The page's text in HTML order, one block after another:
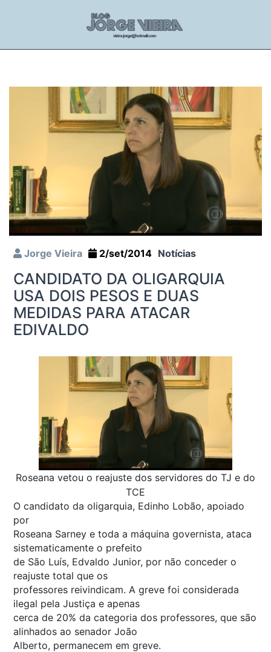
Jorge Vieira 2/set/2014 Notícias
CANDIDATO DA OLIGARQUIA
USA DOIS PESOS E DUAS
MEDIDAS PARA ATACAR
EDIVALDO
Roseana vetou o reajuste dos servidores do TJ e do
TCE
O candidato da oligarquia, Edinho Lobão, apoiado
por
Roseana Sarney e toda a máquina governista, ataca
sistematicamente o prefeito
de São Luís, Edvaldo Junior, por não conceder o
reajuste total que os
professores reivindicam. A greve foi considerada
ilegal pela Justiça e apenas
cerca de 20% da categoria dos professores, que são
alinhados ao senador João
Alberto, permanecem em greve.